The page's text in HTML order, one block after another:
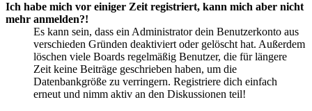
Ich habe mich vor einiger Zeit registriert, kann mich aber nicht
mehr anmelden?!
Es kann sein, dass ein Administrator dein Benutzerkonto aus
verschieden Gründen deaktiviert oder gelöscht hat. Außerdem
löschen viele Boards regelmäßig Benutzer, die für längere
Zeit keine Beiträge geschrieben haben, um die
Datenbankgröße zu verringern. Registriere dich einfach
erneut und nimm aktiv an den Diskussionen teil!